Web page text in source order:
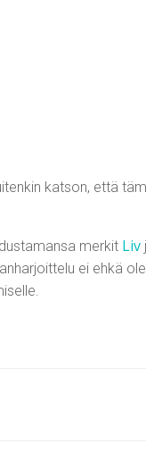
katson, että
merkit Liv
ei ehkä